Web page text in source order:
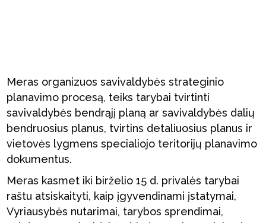
Meras organizuos savivaldybės strateginio
planavimo procesą, teiks tarybai tvirtinti
savivaldybės bendrąjį planą ar savivaldybės dalių
bendruosius planus, tvirtins detaliuosius planus ir
vietovės lygmens specialiojo teritorijų planavimo
dokumentus.
Meras kasmet iki birželio 15 d. privalės tarybai
raštu atsiskaityti, kaip įgyvendinami įstatymai,
Vyriausybės nutarimai, tarybos sprendimai,